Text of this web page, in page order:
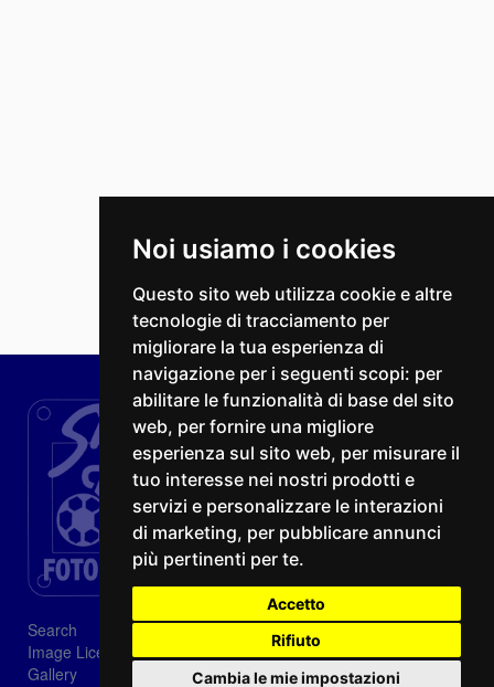
Noi usiamo i cookies
Questo sito web utilizza cookie e altre
tecnologie di tracciamento per
migliorare la tua esperienza di
navigazione per i seguenti scopi: per
abilitare le funzionalità di base del sito
web, per fornire una migliore
esperienza sul sito web, per misurare il
tuo interesse nei nostri prodotti e
servizi e personalizzare le interazioni
di marketing, per pubblicare annunci
più pertinenti per te.
Accetto
Rifiuto
Cambia le mie impostazioni
Search
Image Licenses
Gallery